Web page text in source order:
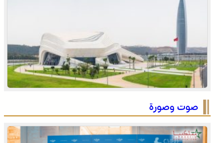
خنيفرة .. لقاء تواصلي بمناسبة الاحتفال باليوم الوطني
صوت وصورة